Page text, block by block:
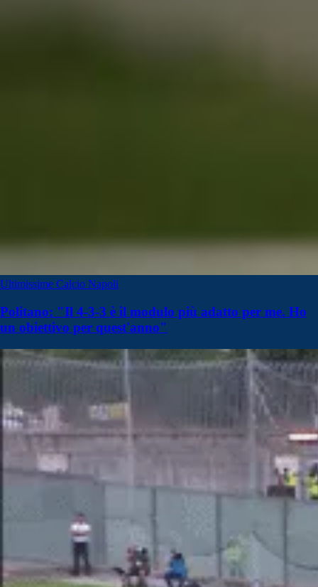
Ultimissime Calcio Napoli
Politano: "Il 4-3-3 è il modulo più adatto per me. Ho
un obiettivo per quest'anno"